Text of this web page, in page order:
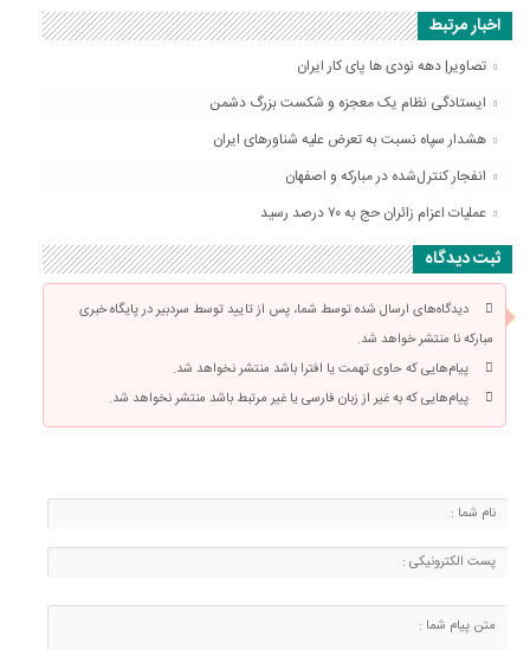
اخبار مرتبط
تصاویر| دهه نودی ها پای کار ایران
ایستادگی نظام یک معجزه و شکست بزرگ دشمن
هشدار سپاه نسبت به تعرض علیه شناورهای ایران
انفجار کنترل‌شده در مبارکه و اصفهان
عملیات اعزام زائران حج به ۷۰ درصد رسید
ثبت دیدگاه
دیدگاه‌های ارسال شده توسط شما، پس از تایید توسط سردبیر در پایگاه خبری
مبارکه نا منتشر خواهد شد.
پیام‌هایی که حاوی تهمت یا افترا باشد منتشر نخواهد شد.
پیام‌هایی که به غیر از زبان فارسی یا غیر مرتبط باشد منتشر نخواهد شد.